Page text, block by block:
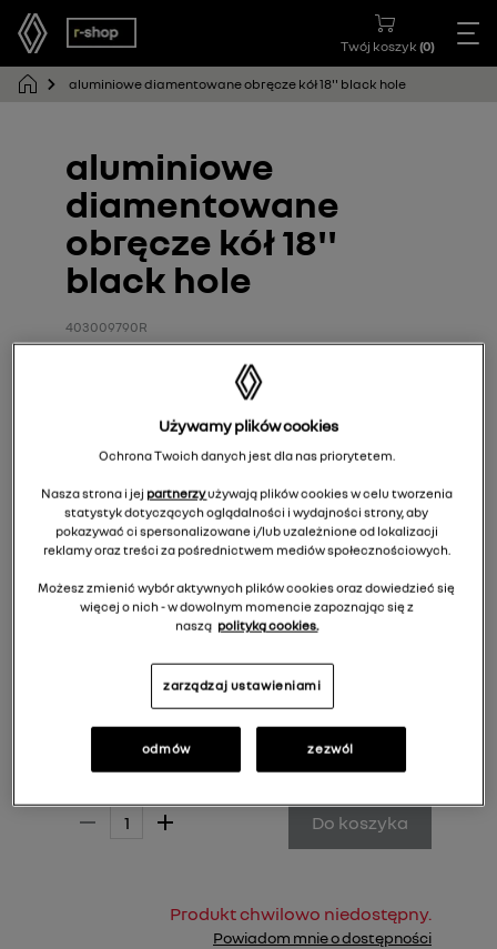
Twój koszyk (0)
aluminiowe diamentowane obręcze kół 18'' black hole
aluminiowe
diamentowane
obręcze kół 18''
black hole
403009790R
1 198,00 zł
Do koszyka
Produkt chwilowo niedostępny.
Powiadom mnie o dostępności
Używamy plików cookies
Ochrona Twoich danych jest dla nas priorytetem.
Nasza strona i jej partnerzyużywają plików cookies w celu tworzenia
statystyk dotyczących oglądalności i wydajności strony, aby
pokazywać ci spersonalizowane i/lub uzależnione od lokalizacji
reklamy oraz treści za pośrednictwem mediów społecznościowych.
Możesz zmienić wybór aktywnych plików cookies oraz dowiedzieć się
więcej o nich - w dowolnym momencie zapoznając się z
naszą polityką cookies.
zarządzaj ustawieniami
odmów zezwól